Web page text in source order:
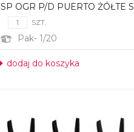
SP OGR P/D PUERTO ŻÓŁTE S
SZT.
Pak- 1/20
dodaj do koszyka